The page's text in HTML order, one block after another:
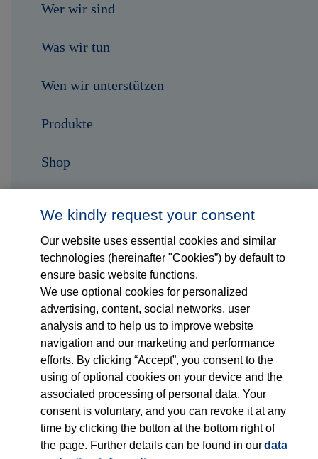
Wer wir sind
Was wir tun
Wen wir unterstützen
Produkte
Shop
Kontakt
Folge uns auf...
Impressum
Datenschutzerklärung
We kindly request your consent
Our website uses essential cookies and similar
technologies (hereinafter "Cookies”) by default to
ensure basic website functions.
We use optional cookies for personalized
advertising, content, social networks, user
analysis and to help us to improve website
navigation and our marketing and performance
efforts. By clicking “Accept”, you consent to the
using of optional cookies on your device and the
associated processing of personal data. Your
consent is voluntary, and you can revoke it at any
time by clicking the button at the bottom right of
the page. Further details can be found in ourdata